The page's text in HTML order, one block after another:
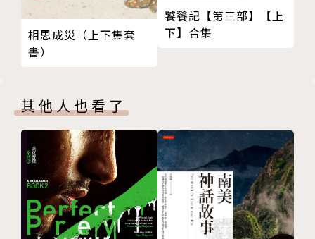
一名的位置，歷時不墜。包括經典回憶錄《最後14堂
星期二的課》。他的虛構及非虛構出版作品，全球累積
銷量超過四千萬冊，翻譯成四十七種語言，銷售四十九
寫作之外，米奇一直是個出色的體育記者，撰寫全國性
報紙專欄三十餘年，曾十三度獲「體育新聞編輯聯合
會」選為全美最佳運動專欄作家。他也是慈善家，二○
○六年，在家鄉底特律成立S.A.Y. Detroit這個傘形組
織，統合管理九所慈善機構。二○一○年，海地大地震
後，他接手了海地一間孤兒院「海地有信孤兒院」（H
ave Faith Haiti Orphanage），米奇與妻子潔寧膝下
相思成災（上下集套
書）
饕餮記【第三部】【上
下】合集
其他人也看了